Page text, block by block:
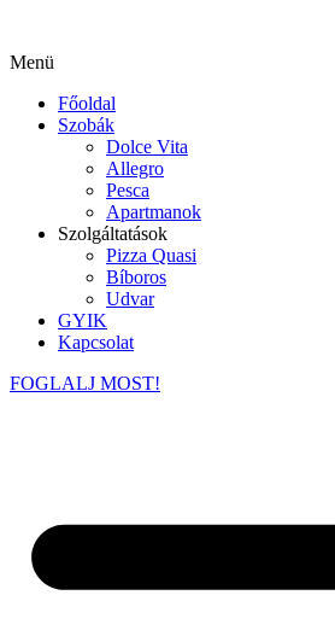
Menü
Főoldal
Szobák
Dolce Vita
Allegro
Pesca
Apartmanok
Szolgáltatások
Pizza Quasi
Bíboros
Udvar
GYIK
Kapcsolat
FOGLALJ MOST!